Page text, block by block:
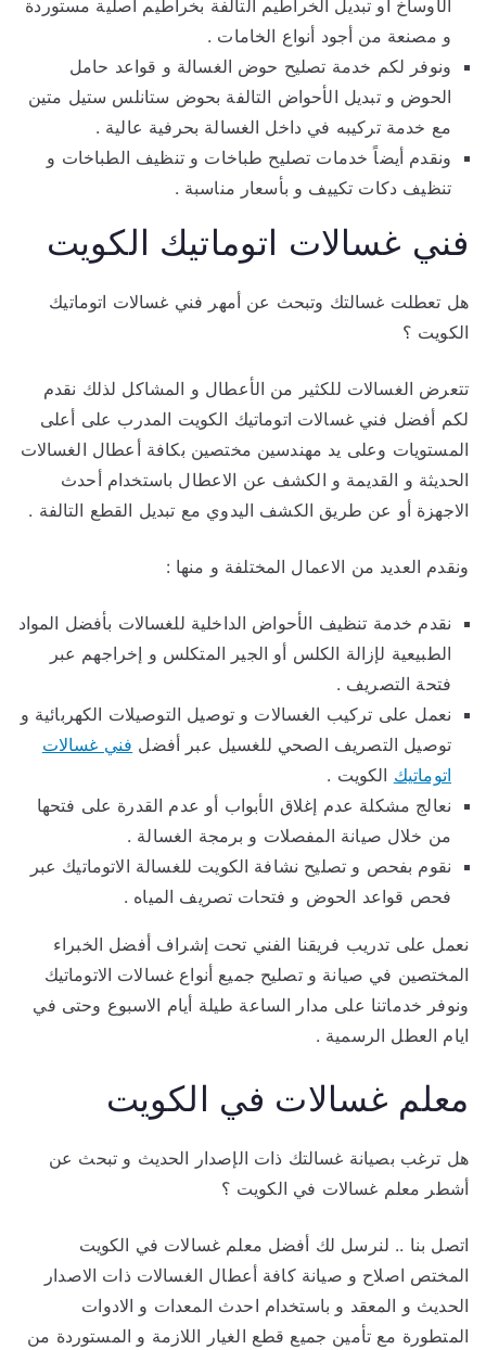
الأوساخ أو تبديل الخراطيم التالفة بخراطيم أصلية مستوردة
و مصنعة من أجود أنواع الخامات .
ونوفر لكم خدمة تصليح حوض الغسالة و قواعد حامل
الحوض و تبديل الأحواض التالفة بحوض ستانلس ستيل متين
مع خدمة تركيبه في داخل الغسالة بحرفية عالية .
ونقدم أيضاً خدمات تصليح طباخات و تنظيف الطباخات و
تنظيف دكات تكييف و بأسعار مناسبة .
فني غسالات اتوماتيك الكويت
هل تعطلت غسالتك وتبحث عن أمهر فني غسالات اتوماتيك
الكويت ؟
تتعرض الغسالات للكثير من الأعطال و المشاكل لذلك نقدم
لكم أفضل فني غسالات اتوماتيك الكويت المدرب على أعلى
المستويات وعلى يد مهندسين مختصين بكافة أعطال الغسالات
الحديثة و القديمة و الكشف عن الاعطال باستخدام أحدث
الاجهزة أو عن طريق الكشف اليدوي مع تبديل القطع التالفة .
ونقدم العديد من الاعمال المختلفة و منها :
نقدم خدمة تنظيف الأحواض الداخلية للغسالات بأفضل المواد
الطبيعية لإزالة الكلس أو الجير المتكلس و إخراجهم عبر
فتحة التصريف .
نعمل على تركيب الغسالات و توصيل التوصيلات الكهربائية و
توصيل التصريف الصحي للغسيل عبر أفضل فني غسالات
اتوماتيك الكويت .
نعالج مشكلة عدم إغلاق الأبواب أو عدم القدرة على فتحها
من خلال صيانة المفصلات و برمجة الغسالة .
نقوم بفحص و تصليح نشافة الكويت للغسالة الاتوماتيك عبر
فحص قواعد الحوض و فتحات تصريف المياه .
نعمل على تدريب فريقنا الفني تحت إشراف أفضل الخبراء
المختصين في صيانة و تصليح جميع أنواع غسالات الاتوماتيك
ونوفر خدماتنا على مدار الساعة طيلة أيام الاسبوع وحتى في
ايام العطل الرسمية .
معلم غسالات في الكويت
هل ترغب بصيانة غسالتك ذات الإصدار الحديث و تبحث عن
أشطر معلم غسالات في الكويت ؟
اتصل بنا .. لنرسل لك أفضل معلم غسالات في الكويت
المختص اصلاح و صيانة كافة أعطال الغسالات ذات الاصدار
الحديث و المعقد و باستخدام احدث المعدات و الادوات
المتطورة مع تأمين جميع قطع الغيار اللازمة و المستوردة من